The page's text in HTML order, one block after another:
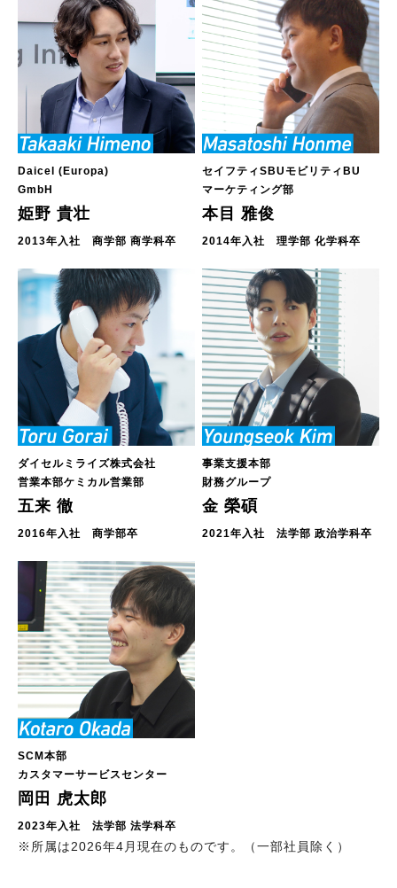
Daicel (Europa)
GmbH
姫野 貴壮
2013年入社 商学部 商学科卒
セイフティSBUモビリティBU
マーケティング部
本目 雅俊
2014年入社 理学部 化学科卒
ダイセルミライズ株式会社
営業本部ケミカル営業部
五来 徹
2016年入社 商学部卒
事業支援本部
財務グループ
金 榮碩
2021年入社 法学部 政治学科卒
SCM本部
カスタマーサービスセンター
岡田 虎太郎
2023年入社 法学部 法学科卒
※所属は2026年4月現在のものです。（一部社員除く）